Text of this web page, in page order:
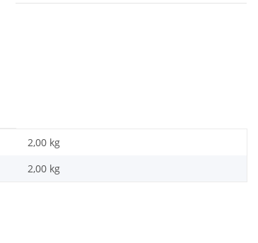
2,00 kg
2,00 kg